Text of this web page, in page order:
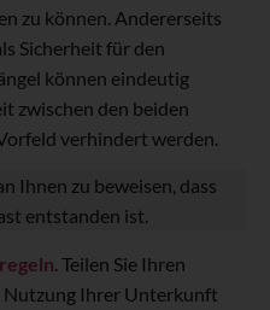
zu können. Andererseits
Sicherheit für den
können eindeutig
zwischen den beiden
verhindert werden.
Ihnen zu beweisen, dass
entstanden ist.
. Teilen Sie Ihren
Nutzung Ihrer Unterkunft